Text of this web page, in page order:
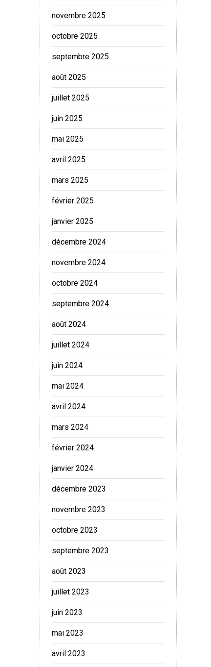
novembre 2025
octobre 2025
septembre 2025
août 2025
juillet 2025
juin 2025
mai 2025
avril 2025
mars 2025
février 2025
janvier 2025
décembre 2024
novembre 2024
octobre 2024
septembre 2024
août 2024
juillet 2024
juin 2024
mai 2024
avril 2024
mars 2024
février 2024
janvier 2024
décembre 2023
novembre 2023
octobre 2023
septembre 2023
août 2023
juillet 2023
juin 2023
mai 2023
avril 2023